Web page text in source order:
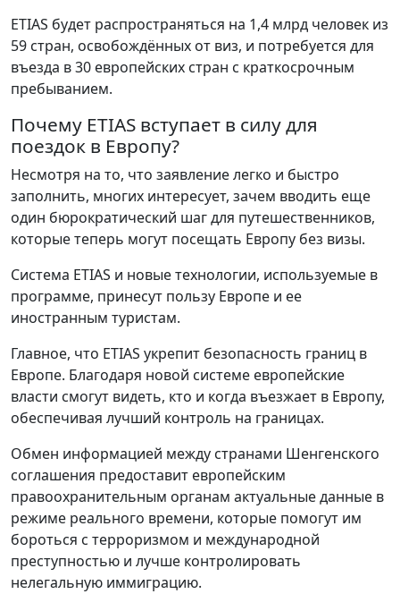
ETIAS будет распространяться на 1,4 млрд человек из
59 стран, освобождённых от виз, и потребуется для
въезда в 30 европейских стран с краткосрочным
пребыванием.
Почему ETIAS вступает в силу для
поездок в Европу?
Несмотря на то, что заявление легко и быстро
заполнить, многих интересует, зачем вводить еще
один бюрократический шаг для путешественников,
которые теперь могут посещать Европу без визы.
Система ETIAS и новые технологии, используемые в
программе, принесут пользу Европе и ее
иностранным туристам.
Главное, что ETIAS укрепит безопасность границ в
Европе. Благодаря новой системе европейские
власти смогут видеть, кто и когда въезжает в Европу,
обеспечивая лучший контроль на границах.
Обмен информацией между странами Шенгенского
соглашения предоставит европейским
правоохранительным органам актуальные данные в
режиме реального времени, которые помогут им
бороться с терроризмом и международной
преступностью и лучше контролировать
нелегальную иммиграцию.